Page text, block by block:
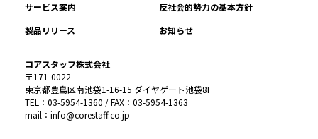
サービス案内
反社会的勢力の基本方針
製品リリース
お知らせ
コアスタッフ株式会社
〒171-0022
東京都豊島区南池袋1-16-15 ダイヤゲート池袋8F
TEL：03-5954-1360 / FAX：03-5954-1363
mail：info@corestaff.co.jp